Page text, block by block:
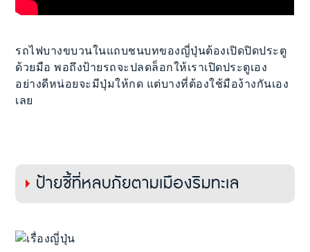
รถไฟบางขบวนในแถบชนบทของญี่ปุ่นต้องเปิดปิดประตู
ด้วยมือ พอถึงป้ายรถจะปลดล็อกให้เราเปิดประตูเอง
อย่างดีหน่อยจะมีปุ่มให้กด แต่บางที่ต้องใช้มือง้างกันเอง
เลย
ป้ายชี้ที่หลบภัยตามเมืองริมทะเล